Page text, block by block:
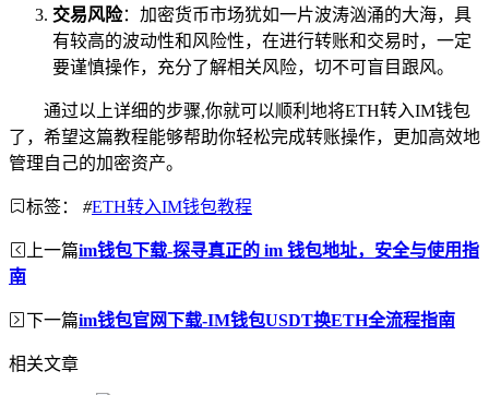
交易风险：加密货币市场犹如一片波涛汹涌的大海，具
有较高的波动性和风险性，在进行转账和交易时，一定
要谨慎操作，充分了解相关风险，切不可盲目跟风。
通过以上详细的步骤,你就可以顺利地将ETH转入IM钱包
了，希望这篇教程能够帮助你轻松完成转账操作，更加高效地
管理自己的加密资产。
标签： #ETH转入IM钱包教程
上一篇im钱包下载-探寻真正的 im 钱包地址，安全与使用指
南
下一篇im钱包官网下载-IM钱包USDT换ETH全流程指南
相关文章